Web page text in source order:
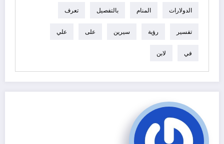
الدولارات المنام بالتفصيل تعرف
تفسير رؤية سيرين على علي
في لابن